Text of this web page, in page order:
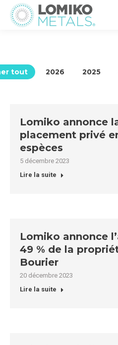
tout 2025
2026
Lomiko annonce
placement privé
espèces
5 décembre 2023
Lire la suite
Lomiko annonce
49 % de la
Bourier
20 décembre 2023
Lire la suite